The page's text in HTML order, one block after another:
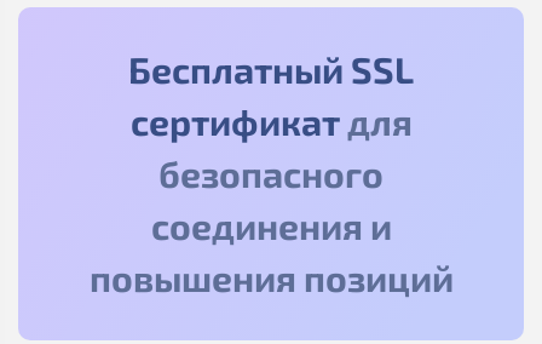
Бесплатный SSL
сертификатдля
безопасного
соединения и
повышения позиций